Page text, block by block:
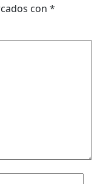
con *